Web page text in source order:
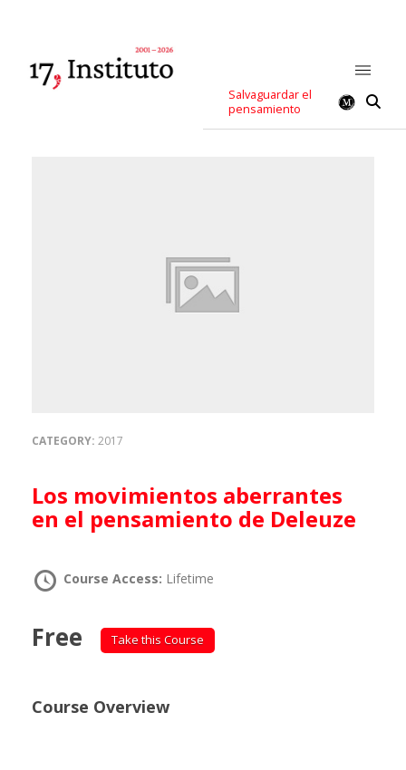
Salvaguardar el
pensamiento
CATEGORY: 2017
Los movimientos aberrantes
en el pensamiento de Deleuze
Course Access: Lifetime
Free Take this Course
Course Overview